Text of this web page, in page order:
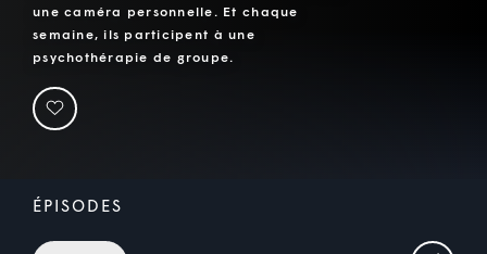
une caméra personnelle. Et chaque
semaine, ils participent à une
psychothérapie de groupe.
ÉPISODES